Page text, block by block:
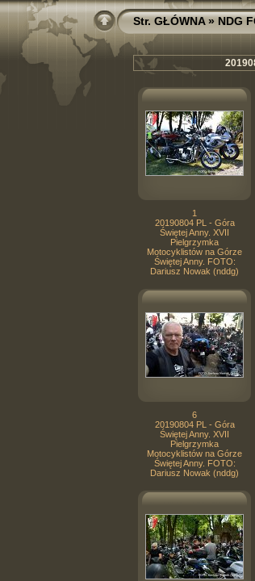
Str. GŁÓWNA»NDG
1
20190804 PL - Góra
Świętej Anny. XVII
Pielgrzymka
Motocyklistów na Górze
Świętej Anny. FOTO:
Dariusz Nowak (nddg)
6
20190804 PL - Góra
Świętej Anny. XVII
Pielgrzymka
Motocyklistów na Górze
Świętej Anny. FOTO:
Dariusz Nowak (nddg)